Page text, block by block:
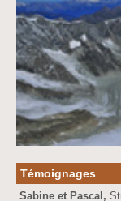
Témoignages
Sabine et Pascal,